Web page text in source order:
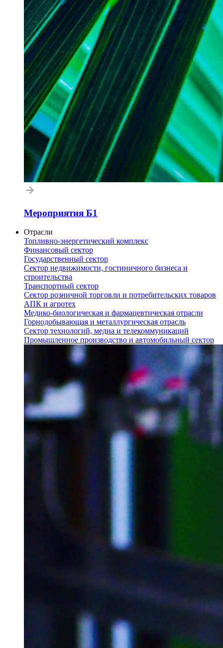
Мероприятия Б1
Отрасли
Топливно-энергетический комплекс
Финансовый сектор
Государственный сектор
Сектор недвижимости, гостиничного бизнеса и
строительства
Транспортный сектор
Сектор розничной торговли и потребительских товаров
АПК и агротех
Медико-биологическая и фармацевтическая отрасли
Горнодобывающая и металлургическая отрасль
Сектор технологий, медиа и телекоммуникаций
Промышленное производство и автомобильный сектор